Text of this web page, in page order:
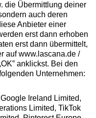
die Übermittlung deiner
auch deren
Anbieter einer
erst dann erhoben
erst dann übermittelt,
auf www.lascana.de /
anklickst. Bei den
Unternehmen:
Ireland Limited,
Limited, TikTok